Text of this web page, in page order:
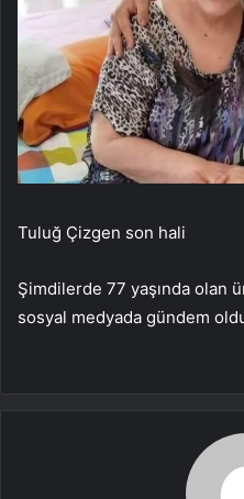
Tuluğ Çizgen son hali
Şimdilerde 77 yaşında olan
sosyal medyada gündem